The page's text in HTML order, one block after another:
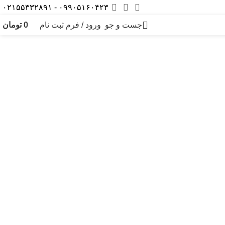
۰۹۹۰۵۱۶۰۴۲۳ - ۰۲۱۵۵۳۳۲۸۹۱
جست و جو ورود / فرم ثبت نام 0 تومان